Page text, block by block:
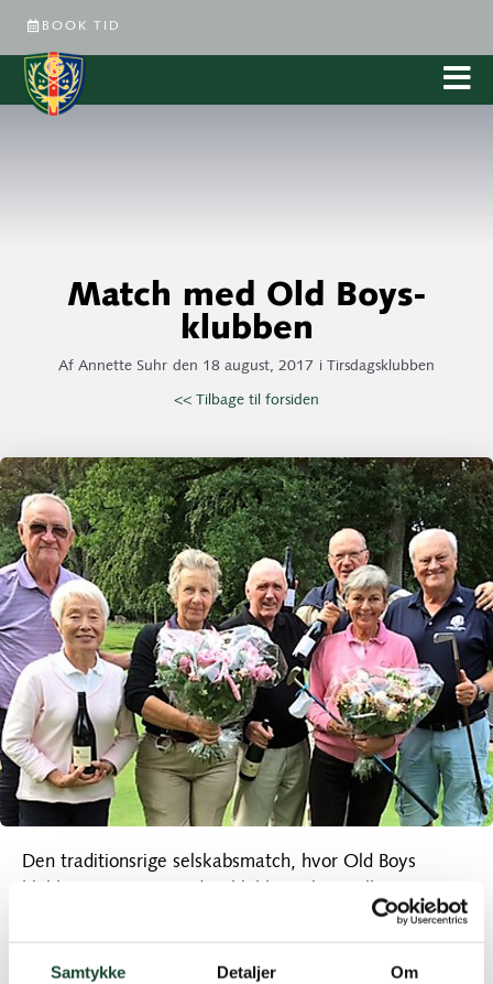
Samtykke Detaljer Om
BOOK TID
Match med Old Boys-
klubben
Af Annette Suhr den 18 august, 2017 i Tirsdagsklubben
<< Tilbage til forsiden
Den traditionsrige selskabsmatch, hvor Old Boys
greensome, blev i går, fredag 18.aug, afviklet på
bedste vis: godt vejr, højt humør, flot frokost og
præmier til de 4 bedste holdscore.